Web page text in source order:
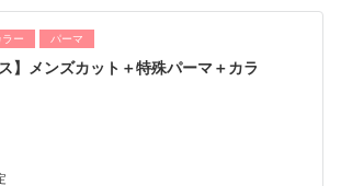
ラー パーマ
】メンズカット＋特殊パーマ＋カラ